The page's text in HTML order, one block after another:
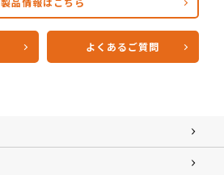
よくあるご質問